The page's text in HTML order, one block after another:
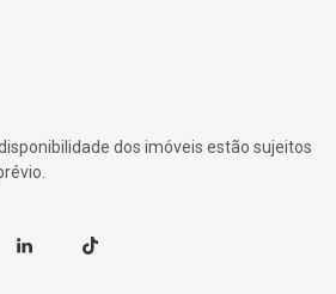
dos imóveis estão sujeitos
Linkedin TikTok